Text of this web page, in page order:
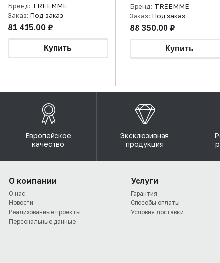
Бренд: TREEMME
Заказ: Под заказ
81 415.00 ₽
мм Appia, никель
брашированный
Бренд: TREEMME
Заказ: Под заказ
88 350.00 ₽
Европейское
качество
Эксклюзивная
продукция
О компании
О нас
Новости
Реализованные проекты
Персональные данные
Услуги
Гарантия
Способы оплаты
Условия доставки